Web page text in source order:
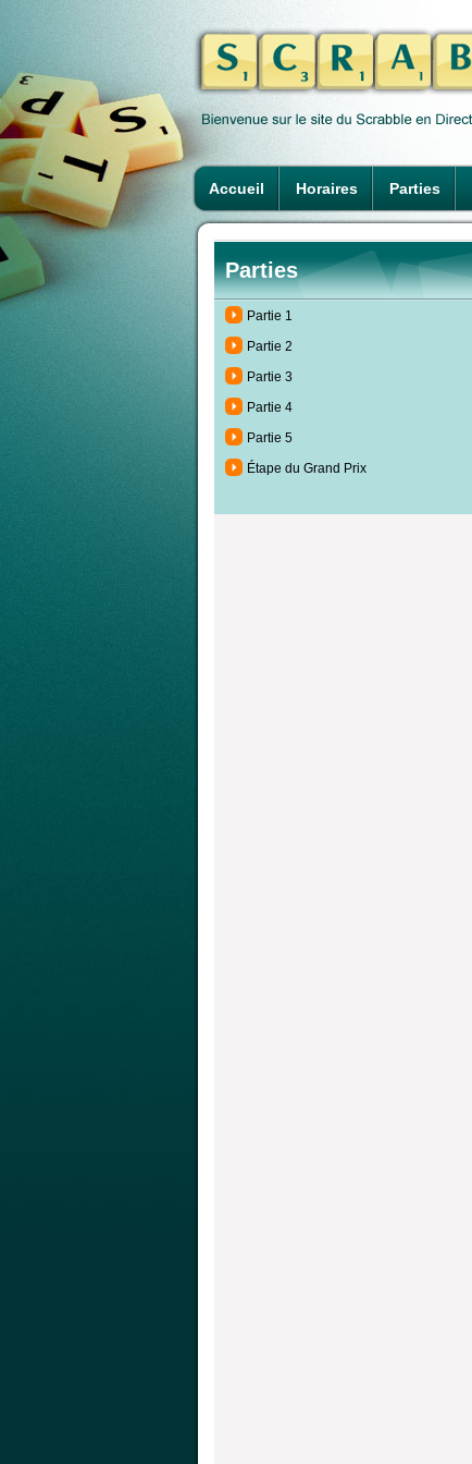
Accueil Horaires Parties
Parties
Partie 1
Partie 2
Partie 3
Partie 4
Partie 5
Étape du Grand Prix